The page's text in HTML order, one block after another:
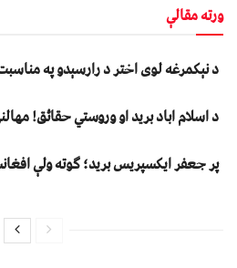
ورته مقالې
د نېکمرغه لوی اختر د رارسېدو په
د اسلام اباد برید او وروستي حقائق!
پر جعفر ایکسپریس برید؛ ګوته ولې